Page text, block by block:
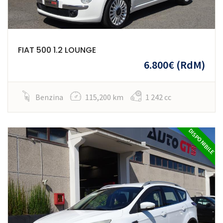
FIAT 500 1.2 LOUNGE
6.800€ (RdM)
Benzina 115,200 km 1 242 cc
DISPONIBILE